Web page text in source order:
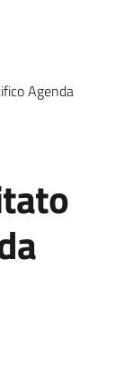
Agenda